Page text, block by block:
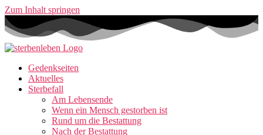
Zum Inhalt springen
Gedenkseiten
Aktuelles
Sterbefall
Am Lebensende
Wenn ein Mensch gestorben ist
Rund um die Bestattung
Nach der Bestattung